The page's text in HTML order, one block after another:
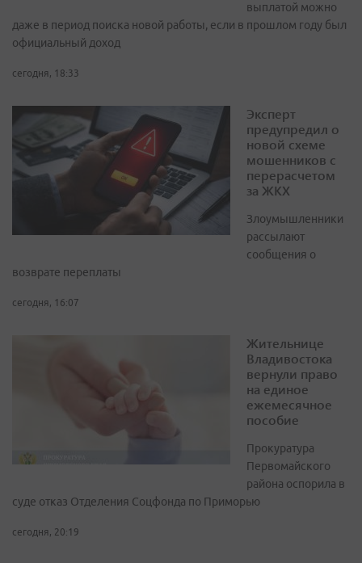
выплатой можно
даже в период поиска новой работы, если в прошлом году был
официальный доход
сегодня, 18:33
Эксперт
предупредил о
новой схеме
мошенников с
перерасчетом
за ЖКХ
Злоумышленники
рассылают
сообщения о
возврате переплаты
сегодня, 16:07
Жительнице
Владивостока
вернули право
на единое
ежемесячное
пособие
Прокуратура
Первомайского
района оспорила в
суде отказ Отделения Соцфонда по Приморью
сегодня, 20:19